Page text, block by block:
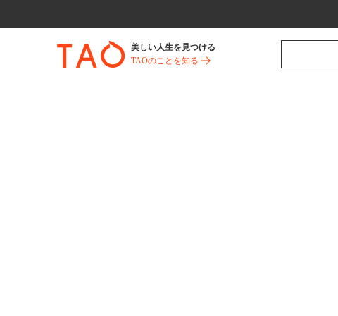
美しい人生を見つける
TAOのことを知る